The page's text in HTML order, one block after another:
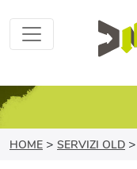
HOME > SERVIZI OLD >